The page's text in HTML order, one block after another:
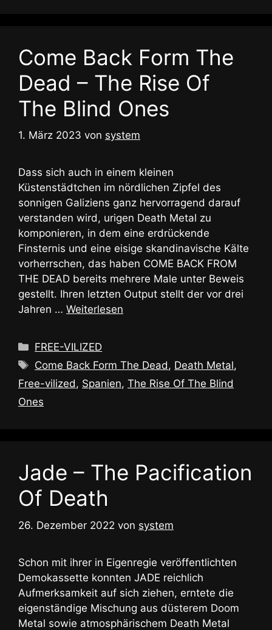
Come Back Form The
Dead – The Rise Of
The Blind Ones
1. März 2023 von system
Dass sich auch in einem kleinen
Küstenstädtchen im nördlichen Zipfel des
sonnigen Galiziens ganz hervorragend darauf
verstanden wird, urigen Death Metal zu
komponieren, in dem eine erdrückende
Finsternis und eine eisige skandinavische Kälte
vorherrschen, das haben COME BACK FROM
THE DEAD bereits mehrere Male unter Beweis
gestellt. Ihren letzten Output stellt der vor drei
Jahren … Weiterlesen
Kategorien
FREE-VILIZED
Schlagwörter
Come Back Form The Dead, Death Metal,
Free-vilized, Spanien, The Rise Of The Blind
Ones
Jade – The Pacification
Of Death
26. Dezember 2022 von system
Schon mit ihrer in Eigenregie veröffentlichten
Demokassette konnten JADE reichlich
Aufmerksamkeit auf sich ziehen, erntete die
eigenständige Mischung aus düsterem Doom
Metal sowie atmosphärischem Death Metal